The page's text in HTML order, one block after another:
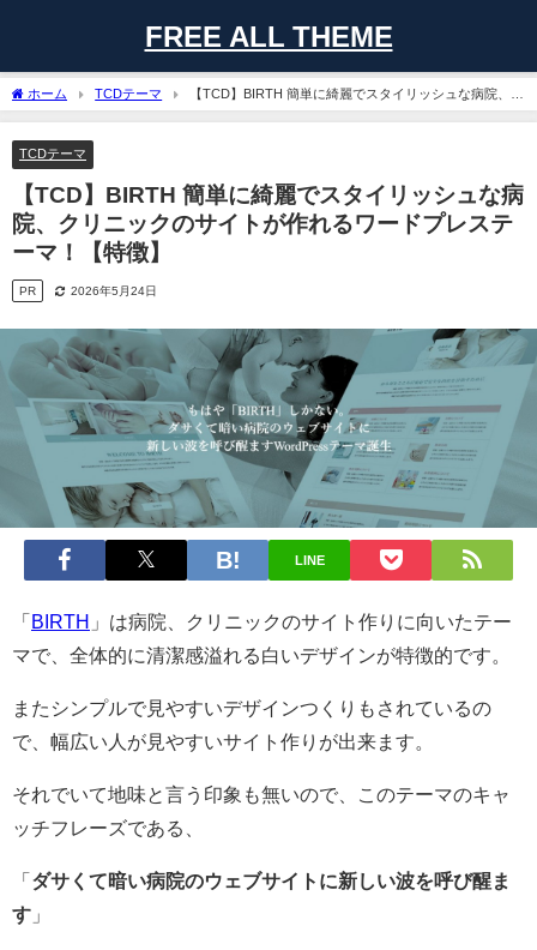
FREE ALL THEME
ホーム TCDテーマ
【TCD】BIRTH 簡単に綺麗でスタイリッシュな病院、ク
リニックのサイトが作れるワードプレステーマ！【特徴】
TCDテーマ
【TCD】BIRTH 簡単に綺麗でスタイリッシュな病
院、クリニックのサイトが作れるワードプレステ
ーマ！【特徴】
PR 2026年5月24日
LINE
「 BIRTH 」は病院、クリニックのサイト作りに向いたテー
マで、全体的に清潔感溢れる白いデザインが特徴的です。
またシンプルで見やすいデザインつくりもされているの
で、幅広い人が見やすいサイト作りが出来ます。
それでいて地味と言う印象も無いので、このテーマのキャ
ッチフレーズである、
「 ダサくて暗い病院のウェブサイトに新しい波を呼び醒ま
す 」